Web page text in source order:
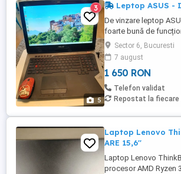
5
3 Leptop ASUS -
De vinzare leptop
foarte bună de
sunt 8GB de ram și 1
procesor i7, diagonala
cu încărcător original.
Sector 6, Bucuresti
7 august
1 650 RON
Telefon validat
Repostat la fiecare
Laptop Lenovo
ARE 15,6''
Laptop Lenovo
procesor AMD Ryzen